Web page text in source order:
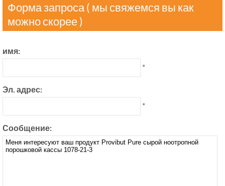
Форма запроса ( мы свяжемся вы как
можно скорее )
имя:
*
Эл. адрес:
*
Сообщение: